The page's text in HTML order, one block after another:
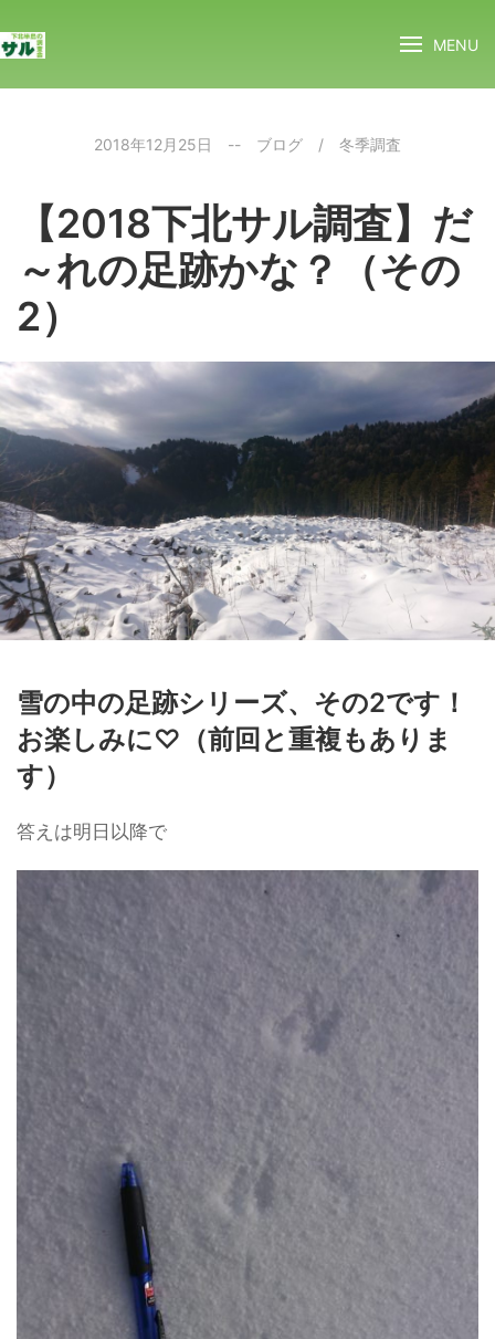
MENU
2018年12月25日 -- ブログ / 冬季調査
【2018下北サル調査】だ
～れの足跡かな？（その
2）
雪の中の足跡シリーズ、その2です！
お楽しみに♡（前回と重複もありま
す）
答えは明日以降で